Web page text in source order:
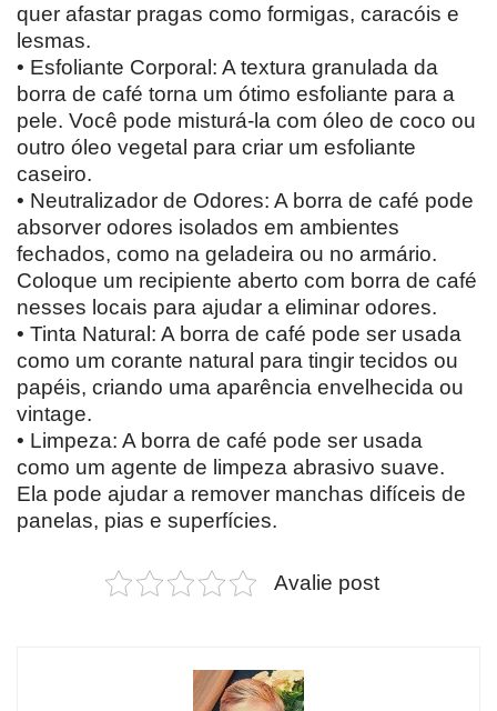
quer afastar pragas como formigas, caracóis e
lesmas.
• Esfoliante Corporal: A textura granulada da
borra de café torna um ótimo esfoliante para a
pele. Você pode misturá-la com óleo de coco ou
outro óleo vegetal para criar um esfoliante
caseiro.
• Neutralizador de Odores: A borra de café pode
absorver odores isolados em ambientes
fechados, como na geladeira ou no armário.
Coloque um recipiente aberto com borra de café
nesses locais para ajudar a eliminar odores.
• Tinta Natural: A borra de café pode ser usada
como um corante natural para tingir tecidos ou
papéis, criando uma aparência envelhecida ou
vintage.
• Limpeza: A borra de café pode ser usada
como um agente de limpeza abrasivo suave.
Ela pode ajudar a remover manchas difíceis de
panelas, pias e superfícies.
Avalie post